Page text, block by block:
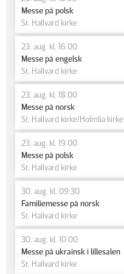
Messe på polsk
St. Hallvard kirke
23. aug. kl. 16.00
Messe på engelsk
St. Hallvard kirke
23. aug. kl. 18.00
Messe på norsk
St. Hallvard kirke/Holmlia kirke
23. aug. kl. 19.00
Messe på polsk
St. Hallvard kirke
30. aug. kl. 09.30
Familiemesse på norsk
St. Hallvard kirke
30. aug. kl. 10.00
Messe på ukrainsk i lillesalen
St. Hallvard kirke